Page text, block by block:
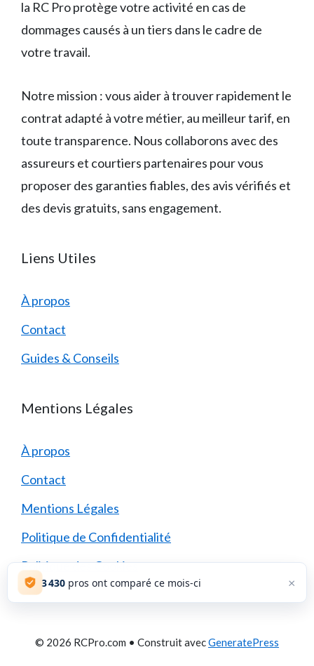
la RC Pro protège votre activité en cas de
dommages causés à un tiers dans le cadre de
votre travail.
Notre mission : vous aider à trouver rapidement le
contrat adapté à votre métier, au meilleur tarif, en
toute transparence. Nous collaborons avec des
assureurs et courtiers partenaires pour vous
proposer des garanties fiables, des avis vérifiés et
des devis gratuits, sans engagement.
Liens Utiles
À propos
Contact
Guides & Conseils
Mentions Légales
À propos
Contact
Mentions Légales
Politique de Confidentialité
Politique des Cookies
© 2026 RCPro.com • Construit avecGeneratePress
3 430 pros ont comparé ce mois-ci ×